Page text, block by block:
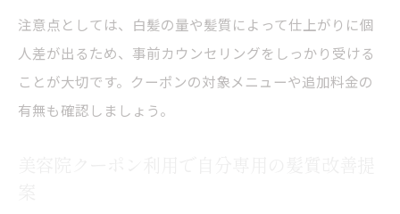
注意点としては、白髪の量や髪質によって仕上がりに個
人差が出るため、事前カウンセリングをしっかり受ける
ことが大切です。クーポンの対象メニューや追加料金の
有無も確認しましょう。